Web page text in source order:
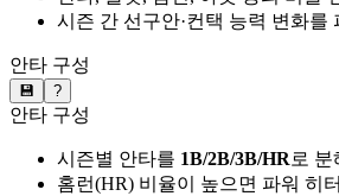
시즌 간 선구안·컨택 능력 변화를
안타 구성
💾 ?
안타 구성
시즌별 안타를 1B/2B/3B/HR로 분
홈런(HR) 비율이 높으면 파워 히터